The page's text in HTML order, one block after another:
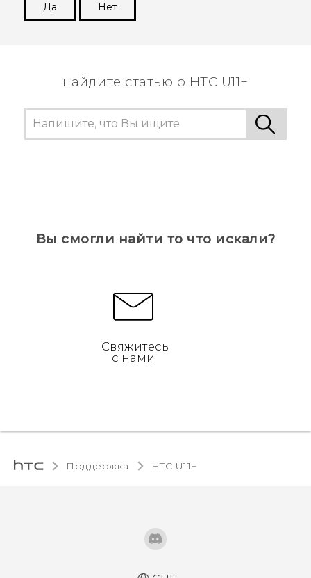
Да
Нет
найдите статью о HTC U11+
Вы смогли найти то что искали?
Свяжитесь
с нами
Поддержка HTC U11+‎